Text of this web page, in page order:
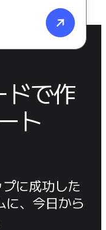
ドで作
ト
に成功した
に、今日から